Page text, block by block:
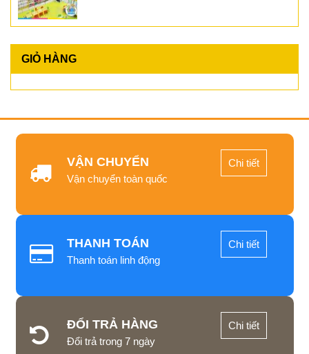
GIỎ HÀNG
VẬN CHUYỂN
Vận chuyển toàn quốc
Chi tiết
THANH TOÁN
Thanh toán linh động
Chi tiết
ĐỔI TRẢ HÀNG
Đổi trả trong 7 ngày
Chi tiết